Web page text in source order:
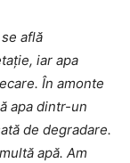
află
iar apa
În amonte
apa dintr-un
de degradare.
apă. Am